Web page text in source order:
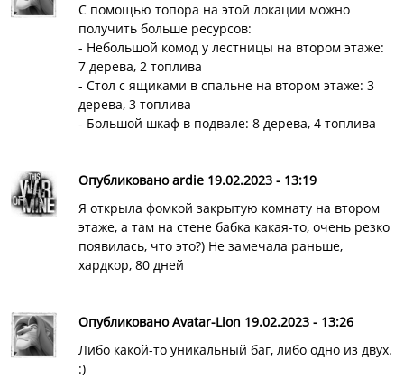
С помощью топора на этой локации можно
получить больше ресурсов:
- Небольшой комод у лестницы на втором этаже:
7 дерева, 2 топлива
- Стол с ящиками в спальне на втором этаже: 3
дерева, 3 топлива
- Большой шкаф в подвале: 8 дерева, 4 топлива
Опубликовано ardie 19.02.2023 - 13:19
Я открыла фомкой закрытую комнату на втором
этаже, а там на стене бабка какая-то, очень резко
появилась, что это?) Не замечала раньше,
хардкор, 80 дней
Опубликовано Avatar-Lion 19.02.2023 - 13:26
Либо какой-то уникальный баг, либо одно из двух.
:)